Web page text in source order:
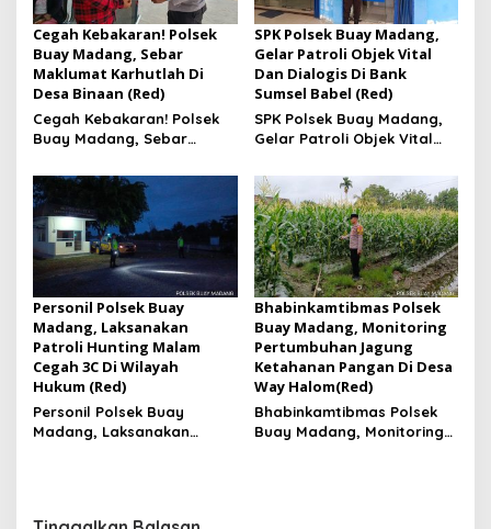
Cegah Kebakaran! Polsek
Buay Madang, Sebar
Maklumat Karhutlah Di
Desa Binaan (Red)
Cegah Kebakaran! Polsek
Buay Madang, Sebar
Desa Binaan
SPK Polsek Buay Madang,
Gelar Patroli Objek Vital
Dan Dialogis Di Bank
Sumsel Babel (Red)
SPK Polsek Buay Madang,
Gelar Patroli Objek Vital
Sumsel Babel
Personil Polsek Buay
Madang, Laksanakan
Patroli Hunting Malam
Cegah 3C Di Wilayah
Hukum (Red)
Personil Polsek Buay
Madang, Laksanakan
Bhabinkamtibmas Polsek
Buay Madang, Monitoring
Pertumbuhan Jagung
Ketahanan Pangan Di Desa
Way Halom(Red)
Bhabinkamtibmas Polsek
Buay Madang, Monitoring